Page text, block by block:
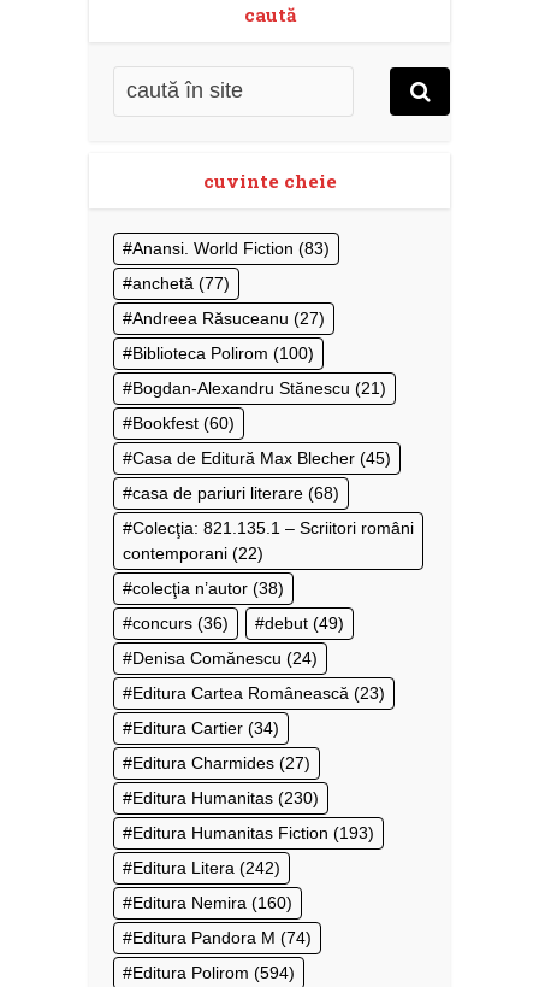
caută
cuvinte cheie
Anansi. World Fiction (83)
anchetă (77)
Andreea Răsuceanu (27)
Biblioteca Polirom (100)
Bogdan-Alexandru Stănescu (21)
Bookfest (60)
Casa de Editură Max Blecher (45)
casa de pariuri literare (68)
Colecţia: 821.135.1 – Scriitori români
contemporani (22)
colecţia n’autor (38)
concurs (36) debut (49)
Denisa Comănescu (24)
Editura Cartea Românească (23)
Editura Cartier (34)
Editura Charmides (27)
Editura Humanitas (230)
Editura Humanitas Fiction (193)
Editura Litera (242)
Editura Nemira (160)
Editura Pandora M (74)
Editura Polirom (594)